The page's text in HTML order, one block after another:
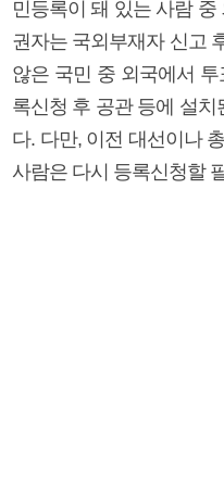
민등록이 돼 있는 사람
권자는 국외부재자 신고
않은 국민 중 외국에서
록신청 후 공관 등에 설
다. 다만, 이전 대선이나
사람은 다시 등록신청할